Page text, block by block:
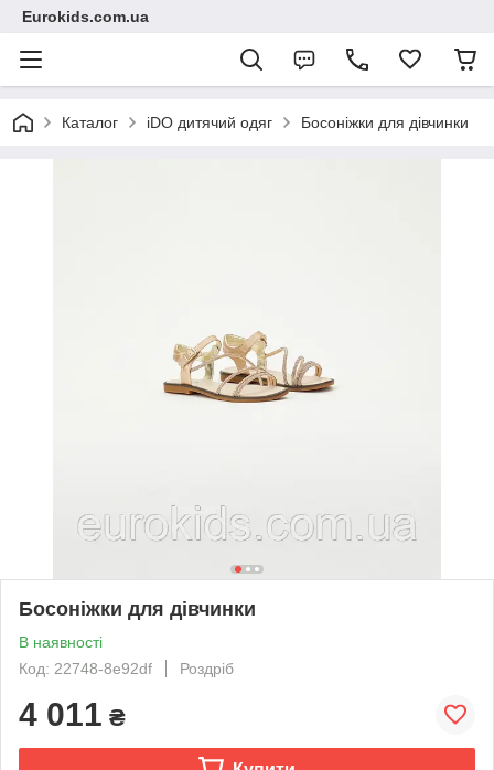
Eurokids.com.ua
Каталог iDO дитячий одяг Босоніжки для дівчинки
Босоніжки для дівчинки
В наявності
Код: 22748-8e92df
Роздріб
4 011 ₴